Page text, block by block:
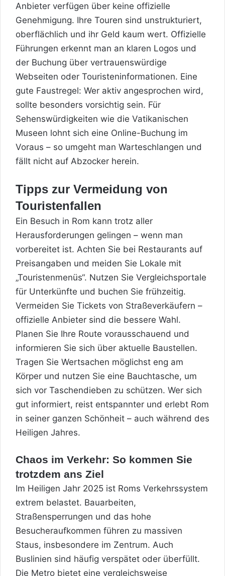
Anbieter verfügen über keine offizielle
Genehmigung. Ihre Touren sind unstrukturiert,
oberflächlich und ihr Geld kaum wert. Offizielle
Führungen erkennt man an klaren Logos und
der Buchung über vertrauenswürdige
Webseiten oder Touristeninformationen. Eine
gute Faustregel: Wer aktiv angesprochen wird,
sollte besonders vorsichtig sein. Für
Sehenswürdigkeiten wie die Vatikanischen
Museen lohnt sich eine Online-Buchung im
Voraus – so umgeht man Warteschlangen und
fällt nicht auf Abzocker herein.
Tipps zur Vermeidung von
Touristenfallen
Ein Besuch in Rom kann trotz aller
Herausforderungen gelingen – wenn man
vorbereitet ist. Achten Sie bei Restaurants auf
Preisangaben und meiden Sie Lokale mit
„Touristenmenüs“. Nutzen Sie Vergleichsportale
für Unterkünfte und buchen Sie frühzeitig.
Vermeiden Sie Tickets von Straßeverkäufern –
offizielle Anbieter sind die bessere Wahl.
Planen Sie Ihre Route vorausschauend und
informieren Sie sich über aktuelle Baustellen.
Tragen Sie Wertsachen möglichst eng am
Körper und nutzen Sie eine Bauchtasche, um
sich vor Taschendieben zu schützen. Wer sich
gut informiert, reist entspannter und erlebt Rom
in seiner ganzen Schönheit – auch während des
Heiligen Jahres.
Chaos im Verkehr: So kommen Sie
trotzdem ans Ziel
Im Heiligen Jahr 2025 ist Roms Verkehrssystem
extrem belastet. Bauarbeiten,
Straßensperrungen und das hohe
Besucheraufkommen führen zu massiven
Staus, insbesondere im Zentrum. Auch
Buslinien sind häufig verspätet oder überfüllt.
Die Metro bietet eine vergleichsweise